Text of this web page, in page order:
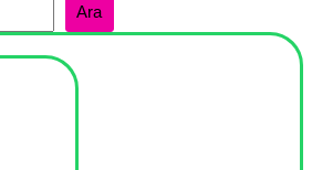
Ara